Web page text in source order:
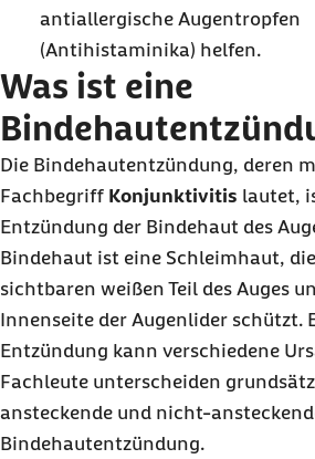
antiallergische Augentropfen
(Antihistaminika) helfen.
Was ist eine
Die Bindehautentzündung, deren
Fachbegriff Konjunktivitis lautet,
Entzündung der Bindehaut des
Bindehaut ist eine Schleimhaut,
sichtbaren weißen Teil des Auges
Innenseite der Augenlider schützt.
Entzündung kann verschiedene
Fachleute unterscheiden
ansteckende und nicht-
Bindehautentzündung.